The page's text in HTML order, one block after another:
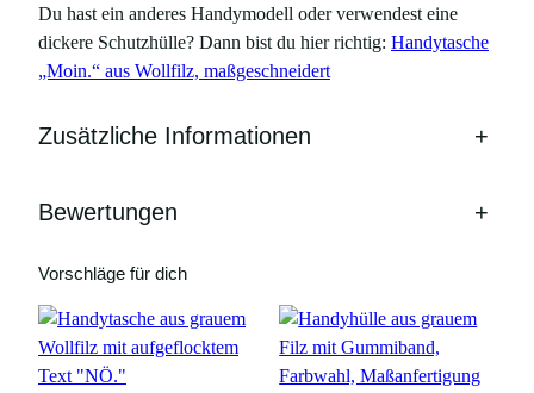
Du hast ein anderes Handymodell oder verwendest eine
dickere Schutzhülle? Dann bist du hier richtig: Handytasche
„Moin.“ aus Wollfilz, maßgeschneidert
Zusätzliche Informationen +
Bewertungen +
Vorschläge für dich